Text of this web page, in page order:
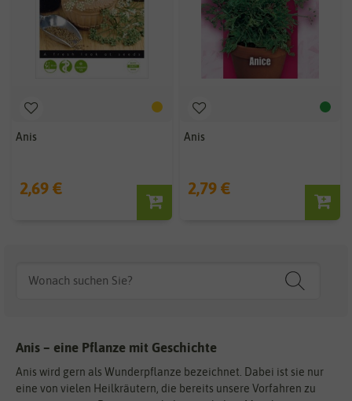
Anis
2,69 €
Anis
2,79 €
Anis – eine Pflanze mit Geschichte
Anis wird gern als Wunderpflanze bezeichnet. Dabei ist sie nur
eine von vielen Heilkräutern, die bereits unsere Vorfahren zu